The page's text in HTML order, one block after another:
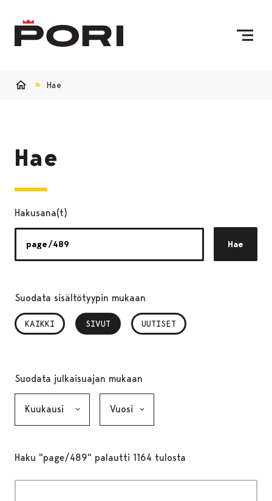
Hae
Hae
Hakusana(t)
Hae
Suodata sisältötyypin mukaan
KAIKKI SIVUT
, VALITTU UUTISET
Suodata julkaisuajan mukaan
Haku "page/489" palautti 1164 tulosta